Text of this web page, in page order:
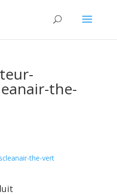
the-
the-vert